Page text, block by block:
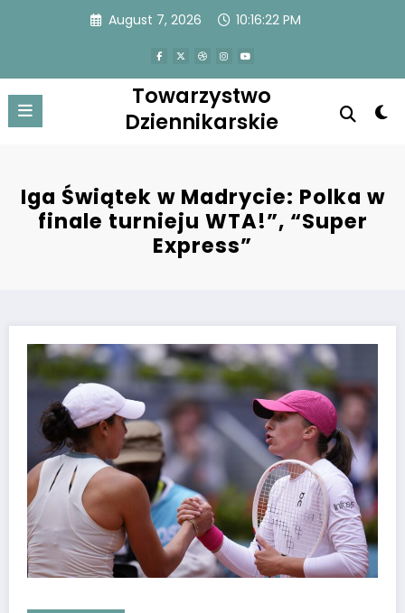
August 7, 2026 10:16:22 PM
Towarzystwo
Dziennikarskie
Iga Świątek w Madrycie: Polka w
finale turnieju WTA!”, “Super
Express”